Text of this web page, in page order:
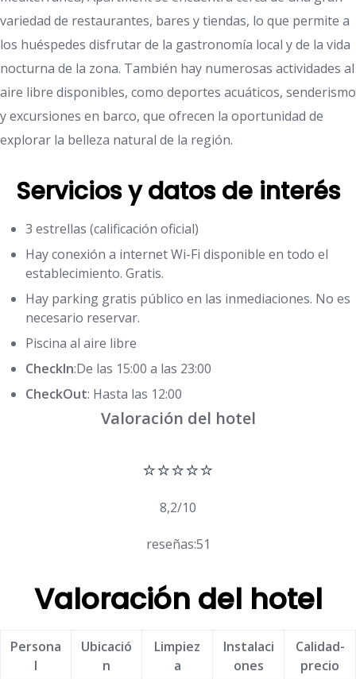
variedad de restaurantes, bares y tiendas, lo que permite a
los huéspedes disfrutar de la gastronomía local y de la vida
nocturna de la zona. También hay numerosas actividades al
aire libre disponibles, como deportes acuáticos, senderismo
y excursiones en barco, que ofrecen la oportunidad de
explorar la belleza natural de la región.
Servicios y datos de interés
3 estrellas (calificación oficial)
Hay conexión a internet Wi-Fi disponible en todo el
establecimiento. Gratis.
Hay parking gratis público en las inmediaciones. No es
necesario reservar.
Piscina al aire libre
CheckIn:De las 15:00 a las 23:00
CheckOut: Hasta las 12:00
Valoración del hotel
⭐⭐⭐⭐⭐
8,2/10
reseñas:51
Valoración del hotel
Persona
l
Ubicació
n
Limpiez
a
Instalaci
ones
Calidad-
precio